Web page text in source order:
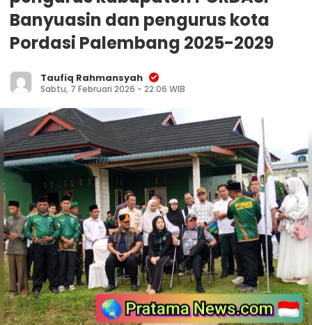
Banyuasin dan pengurus kota
Pordasi Palembang 2025-2029
Taufiq Rahmansyah
Sabtu, 7 Februari 2026 - 22:06 WIB